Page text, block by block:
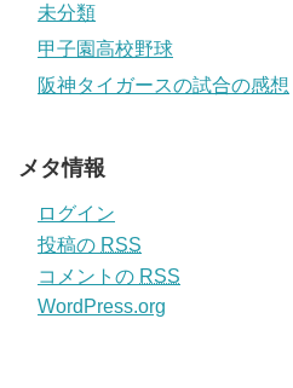
未分類
甲子園高校野球
阪神タイガースの試合の感想
メタ情報
ログイン
投稿の RSS
コメントの RSS
WordPress.org